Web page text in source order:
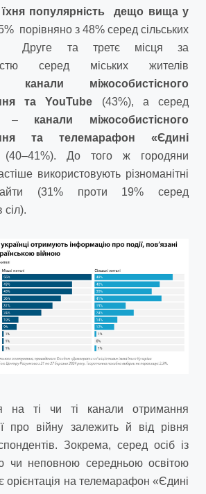
їхня популярність
дещо вища у
порівняно з 48% серед сільських
Друге та третє місця за
серед міських жителів
канали міжособистісного
та YouTube (43%), а серед
– канали міжособистісного
та телемарафон «Єдині
(40–41%). До того ж городяни
використовують різноманітні
сайти (31% проти 19% серед
на ті чи ті канали отримання
про війну залежить й від рівня
Зокрема, серед осіб із
чи неповною середньою освітою
орієнтація на телемарафон «Єдині